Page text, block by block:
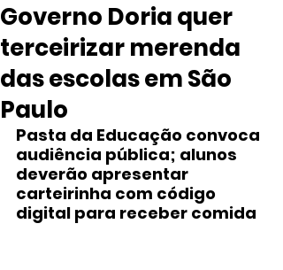
Governo Doria quer
terceirizar merenda
das escolas em São
Paulo
Pasta da Educação convoca
audiência pública; alunos
deverão apresentar
carteirinha com código
digital para receber comida